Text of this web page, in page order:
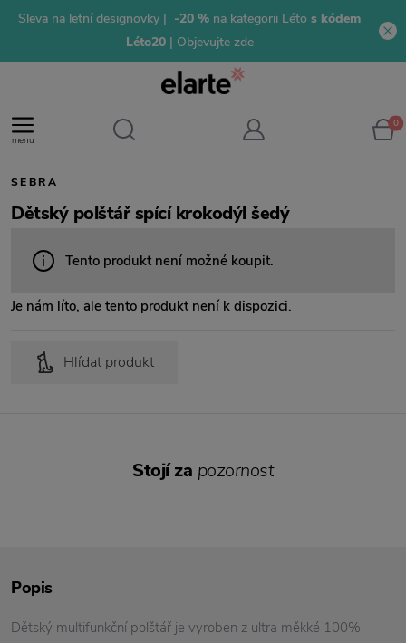
Sleva na letní designovky | -20 % na kategorii Léto s kódem
Léto20 | Objevujte zde
menu
0
SEBRA
Dětský polštář spící krokodýl šedý
Tento produkt není možné koupit.
Je nám líto, ale tento produkt není k dispozici.
Hlídat produkt
Popis
Dětský multifunkční polštář je vyroben z ultra měkké 100%
Stojí za pozornost